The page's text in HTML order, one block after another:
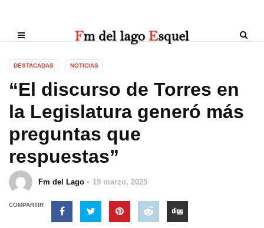
DESTACADAS NOTICIAS
“El discurso de Torres en
la Legislatura generó más
preguntas que
respuestas”
Fm del Lago 19 marzo, 2025
COMPARTIR